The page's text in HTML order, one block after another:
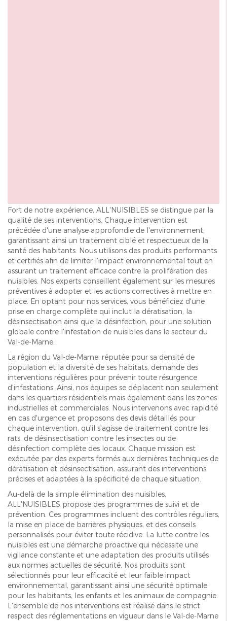
Fort de notre expérience, ALL'NUISIBLES se distingue par la
qualité de ses interventions. Chaque intervention est
précédée d'une analyse approfondie de l'environnement,
garantissant ainsi un traitement ciblé et respectueux de la
santé des habitants. Nous utilisons des produits performants
et certifiés afin de limiter l'impact environnemental tout en
assurant un traitement efficace contre la prolifération des
nuisibles. Nos experts conseillent également sur les mesures
préventives à adopter et les actions correctives à mettre en
place. En optant pour nos services, vous bénéficiez d'une
prise en charge complète qui inclut la dératisation, la
désinsectisation ainsi que la désinfection, pour une solution
globale contre l'infestation de nuisibles dans le secteur du
Val-de-Marne.
La région du Val-de-Marne, réputée pour sa densité de
population et la diversité de ses habitats, demande des
interventions régulières pour prévenir toute résurgence
d'infestations. Ainsi, nos équipes se déplacent non seulement
dans les quartiers résidentiels mais également dans les zones
industrielles et commerciales. Nous intervenons avec rapidité
en cas d'urgence et proposons des devis détaillés pour
chaque intervention, qu'il s'agisse de traitement contre les
rats, de désinsectisation contre les insectes ou de
désinfection complète des locaux. Chaque mission est
exécutée par des experts formés aux dernières techniques de
dératisation et désinsectisation, assurant des interventions
précises et adaptées à la spécificité de chaque situation.
Au-delà de la simple élimination des nuisibles,
ALL'NUISIBLES propose des programmes de suivi et de
prévention. Ces programmes incluent des contrôles réguliers,
la mise en place de barrières physiques, et des conseils
personnalisés pour éviter toute récidive. La lutte contre les
nuisibles est une démarche proactive qui nécessite une
vigilance constante et une adaptation des produits utilisés
aux normes actuelles de sécurité. Nos produits sont
sélectionnés pour leur efficacité et leur faible impact
environnemental, garantissant ainsi une sécurité optimale
pour les habitants, les enfants et les animaux de compagnie.
L'ensemble de nos interventions est réalisé dans le strict
respect des réglementations en vigueur dans le Val-de-Marne